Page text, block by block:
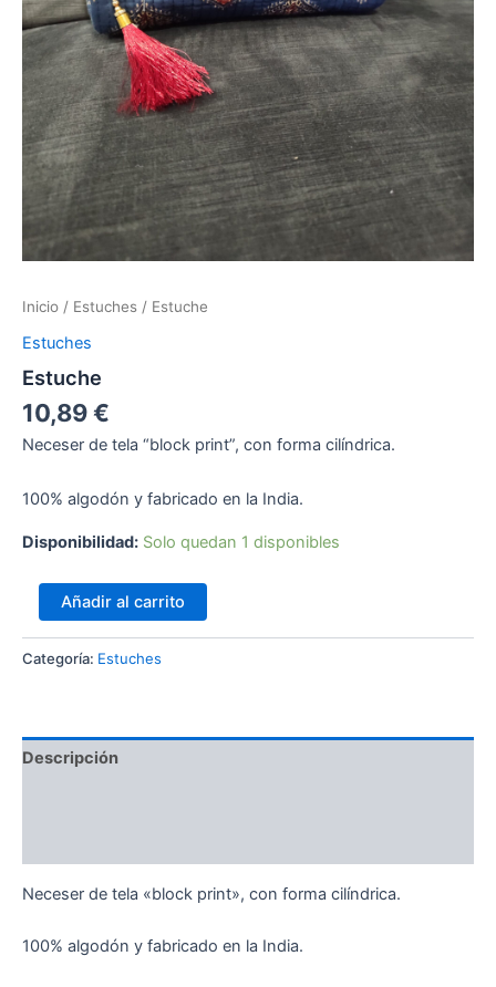
Inicio / Estuches / Estuche
Estuches
Estuche
10,89€
Neceser de tela “block print”, con forma cilíndrica.
100% algodón y fabricado en la India.
Disponibilidad: Solo quedan 1 disponibles
Añadir al carrito
Categoría: Estuches
Descripción
Neceser de tela «block print», con forma cilíndrica.
100% algodón y fabricado en la India.